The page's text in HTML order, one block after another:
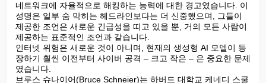
네트워크에 자율적으로 해킹하는 능력에 대한 경고였습니다. 이
성명은 일부 숨 막히는 헤드라인보다는 더 신중했으며, 그들이
제공한 조언은 새로운 긴급성을 띠고 있을 뿐, 거의 모든 사람이
제공하는 표준적인 조언과 같습니다.
인터넷 위험은 새로운 것이 아니며, 현재의 생성형 AI 모델이 등
장하기 훨씬 이전부터 사이버 공격 – 크고 작은 – 은 중요한 문제
였습니다.
브루스 슈나이어(Bruce Schneier)는 하버드 대학교 케네디 스쿨